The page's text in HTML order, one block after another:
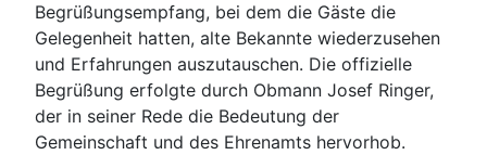
Begrüßungsempfang, bei dem die Gäste die
Gelegenheit hatten, alte Bekannte wiederzusehen
und Erfahrungen auszutauschen. Die offizielle
Begrüßung erfolgte durch Obmann Josef Ringer,
der in seiner Rede die Bedeutung der
Gemeinschaft und des Ehrenamts hervorhob.